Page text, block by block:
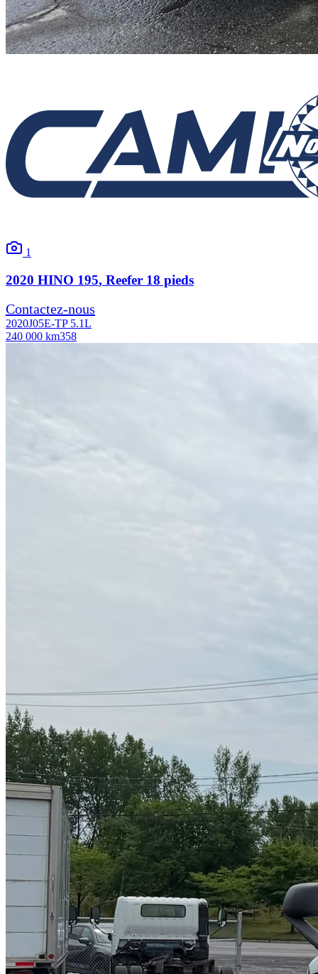
1
2020 HINO 195, Reefer 18 pieds
Contactez-nous
2020J05E-TP 5.1L
240 000 km358